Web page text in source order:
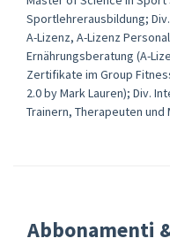
Sportlehrerausbildung;
A-Lizenz, A-Lizenz
Ernährungsberatung (A-
Zertifikate im Group
2.0 by Mark Lauren); Div.
Trainern, Therapeuten
Abbonamenti